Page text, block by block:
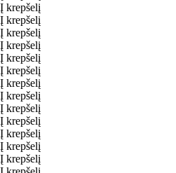
Į krepšelį
Į krepšelį
Į krepšelį
Į krepšelį
Į krepšelį
Į krepšelį
Į krepšelį
Į krepšelį
Į krepšelį
Į krepšelį
Į krepšelį
Į krepšelį
Į krepšelį